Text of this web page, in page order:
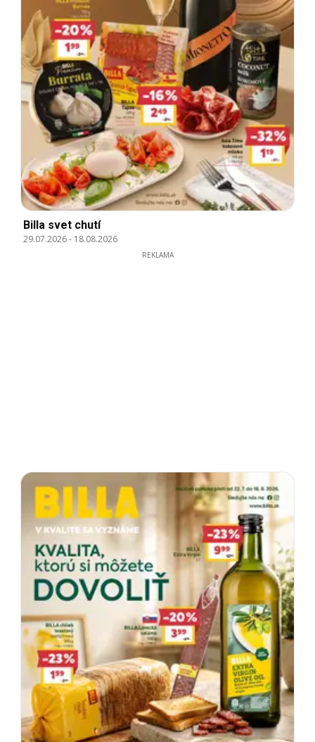
Billa svet chutí
29.07.2026- 18.08.2026
REKLAMA